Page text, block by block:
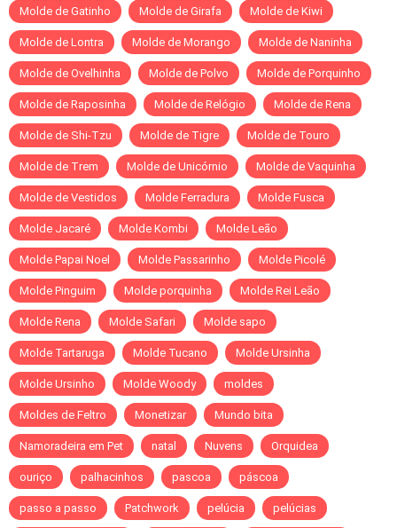
Molde de Gatinho Molde de Girafa Molde de Kiwi
Molde de Lontra Molde de Morango Molde de Naninha
Molde de Ovelhinha Molde de Polvo Molde de Porquinho
Molde de Raposinha Molde de Relógio Molde de Rena
Molde de Shi-Tzu Molde de Tigre Molde de Touro
Molde de Trem Molde de Unicórnio Molde de Vaquinha
Molde de Vestidos Molde Ferradura Molde Fusca
Molde Jacaré Molde Kombi Molde Leão
Molde Papai Noel Molde Passarinho Molde Picolé
Molde Pinguim Molde porquinha Molde Rei Leão
Molde Rena Molde Safari Molde sapo
Molde Tartaruga Molde Tucano Molde Ursinha
Molde Ursinho Molde Woody moldes
Moldes de Feltro Monetizar Mundo bita
Namoradeira em Pet natal Nuvens Orquidea
ouriço palhacinhos pascoa páscoa
passo a passo Patchwork pelúcia pelúcias